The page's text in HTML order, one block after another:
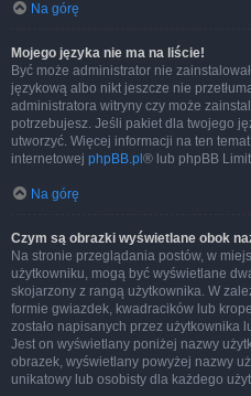
Na górę
Mojego języka nie ma na liście!
Być może administrator nie
językową albo nikt jeszcze nie
administratora witryny czy może
potrzebujesz. Jeśli pakiet dla twojego
utworzyć. Więcej informacji na ten
internetowej phpBB.pl ® lub phpBB
Na górę
Czym są obrazki wyświetlane obok
Na stronie przeglądania postów, w
użytkowniku, mogą być wyświetlane
skojarzony z rangą użytkownika. W
formie gwiazdek, kwadracików lub
zostało napisanych przez użytkownika
Jest on wyświetlany poniżej nazwy
obrazek, wyświetlany powyżej nazwy
unikatowy lub osobisty dla każdego